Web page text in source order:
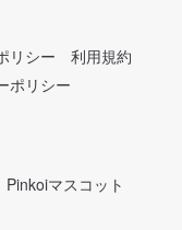
リシー
利用規約
ポリシー
Pinkoiマスコット